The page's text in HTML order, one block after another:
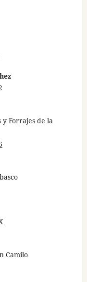
y Forrajes de la
Camilo